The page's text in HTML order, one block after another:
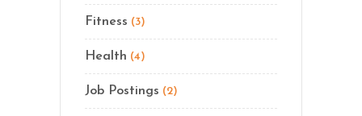
Fitness (3)
Health (4)
Job Postings (2)